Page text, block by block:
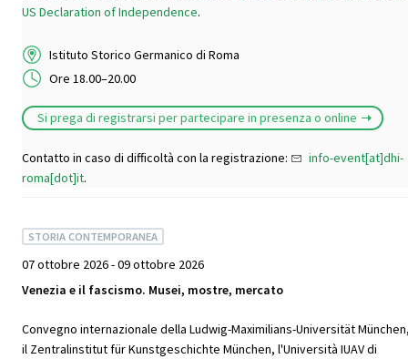
US Declaration of Independence.
Istituto Storico Germanico di Roma
Ore 18.00–20.00
Si prega di registrarsi per partecipare in presenza o online
Contatto in caso di difficoltà con la registrazione:
info-event[at]dhi-
roma[dot]it.
STORIA CONTEMPORANEA
07 ottobre 2026 - 09 ottobre 2026
Venezia e il fascismo. Musei, mostre, mercato
Convegno internazionale della Ludwig-Maximilians-Universität
il Zentralinstitut für Kunstgeschichte München, l'Università IUAV di